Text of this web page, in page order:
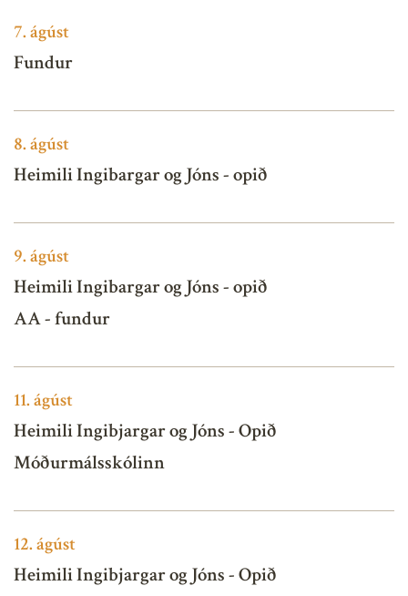
7.ágúst
Fundur
8.ágúst
Heimili Ingibargar og Jóns - opið
9.ágúst
Heimili Ingibargar og Jóns - opið
AA - fundur
11.ágúst
Heimili Ingibjargar og Jóns - Opið
Móðurmálsskólinn
12.ágúst
Heimili Ingibjargar og Jóns - Opið